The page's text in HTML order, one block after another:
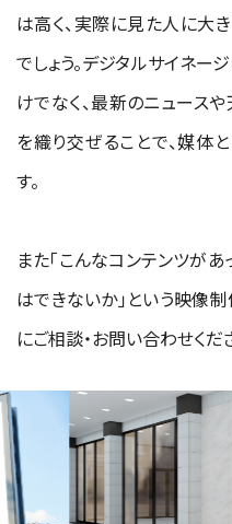
は高く、実際に見た人に大
でしょう。デジタルサイネー
けでなく、最新のニュース
を織り交ぜることで、媒体
す。
また「こんなコンテンツが
はできないか」という映像
にご相談・お問い合わせくだ